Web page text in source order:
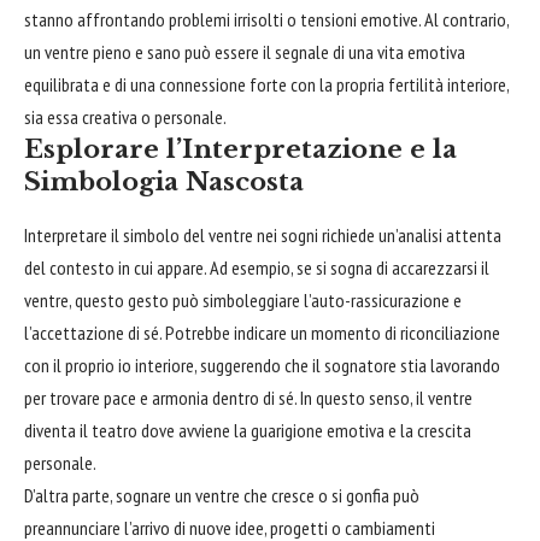
stanno affrontando problemi irrisolti o tensioni emotive. Al contrario,
un ventre pieno e sano può essere il segnale di una vita emotiva
equilibrata e di una connessione forte con la propria fertilità interiore,
sia essa creativa o personale.
Esplorare l’Interpretazione e la
Simbologia Nascosta
Interpretare il simbolo del ventre nei sogni richiede un’analisi attenta
del contesto in cui appare. Ad esempio, se si sogna di accarezzarsi il
ventre, questo gesto può simboleggiare l’auto-rassicurazione e
l’accettazione di sé. Potrebbe indicare un momento di riconciliazione
con il proprio io interiore, suggerendo che il sognatore stia lavorando
per trovare pace e armonia dentro di sé. In questo senso, il ventre
diventa il teatro dove avviene la guarigione emotiva e la crescita
personale.
D’altra parte, sognare un ventre che cresce o si gonfia può
preannunciare l’arrivo di nuove idee, progetti o cambiamenti